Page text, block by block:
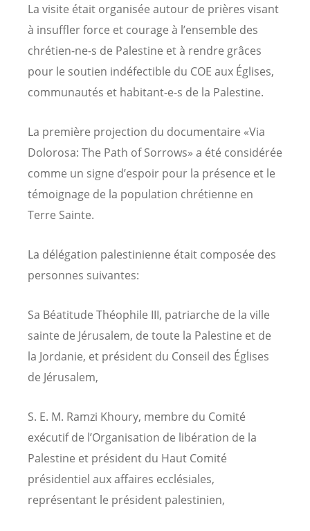
La visite était organisée autour de prières visant
à insuffler force et courage à l’ensemble des
chrétien-ne-s de Palestine et à rendre grâces
pour le soutien indéfectible du COE aux Églises,
communautés et habitant-e-s de la Palestine.
La première projection du documentaire «Via
Dolorosa: The Path of Sorrows» a été considérée
comme un signe d’espoir pour la présence et le
témoignage de la population chrétienne en
Terre Sainte.
La délégation palestinienne était composée des
personnes suivantes:
Sa Béatitude Théophile III, patriarche de la ville
sainte de Jérusalem, de toute la Palestine et de
la Jordanie, et président du Conseil des Églises
de Jérusalem,
S. E. M. Ramzi Khoury, membre du Comité
exécutif de l’Organisation de libération de la
Palestine et président du Haut Comité
présidentiel aux affaires ecclésiales,
représentant le président palestinien,